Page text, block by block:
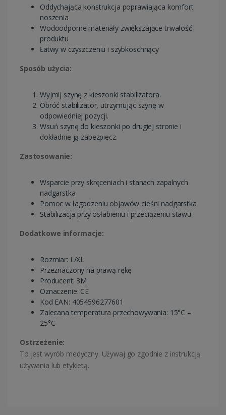
Oddychająca konstrukcja poprawiająca komfort
noszenia
Wodoodporne materiały zwiększające trwałość
produktu
Łatwy w czyszczeniu i szybkoschnący
Sposób użycia:
Wyjmij szynę z kieszonki stabilizatora.
Obróć stabilizator, utrzymując szynę w
odpowiedniej pozycji.
Wsuń szynę do kieszonki po drugiej stronie i
dokładnie ją zabezpiecz.
Zastosowanie:
Wsparcie przy skręceniach i stanach zapalnych
nadgarstka
Pomoc w łagodzeniu objawów cieśni nadgarstka
Stabilizacja przy osłabieniu i przeciążeniu stawu
Dodatkowe informacje:
Rozmiar: L/XL
Przeznaczony na prawą rękę
Producent: 3M
Oznaczenie: CE
Kod EAN: 4054596277601
Zalecana temperatura przechowywania: 15°C –
25°C
Ostrzeżenie:
To jest wyrób medyczny. Używaj go zgodnie z instrukcją
używania lub etykietą.